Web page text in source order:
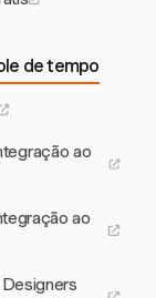
de tempo
ao
ao